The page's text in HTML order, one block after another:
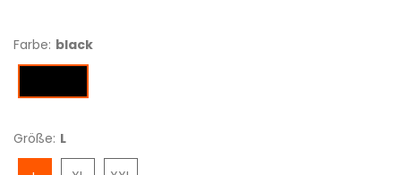
Farbe: black
Größe: L